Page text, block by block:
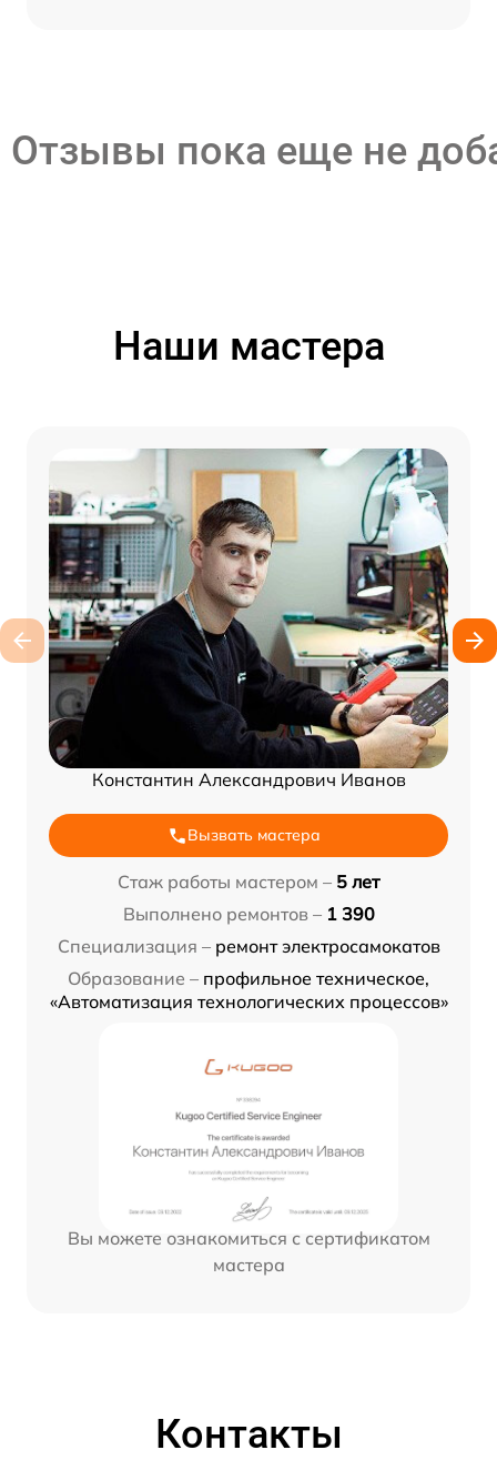
Отзывы пока еще не
Наши мастера
Константин Александрович Иванов
Вызвать мастера
Стаж работы мастером – 5 лет
Выполнено ремонтов – 1 390
Специализация – ремонт электросамокатов
Образование – профильное техническое,
«Автоматизация технологических процессов»
Вы можете ознакомиться с сертификатом
мастера
Контакты